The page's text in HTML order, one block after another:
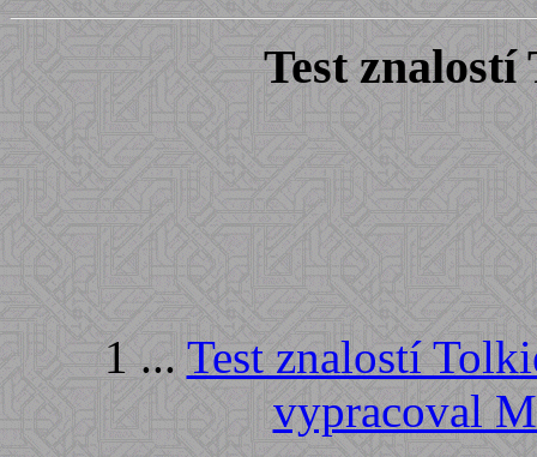
Test znalostí
1 ... Test znalostí
vypracoval